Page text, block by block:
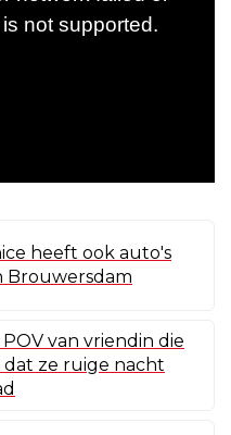
heeft ook auto's
Brouwersdam
van vriendin die
dat ze ruige nacht